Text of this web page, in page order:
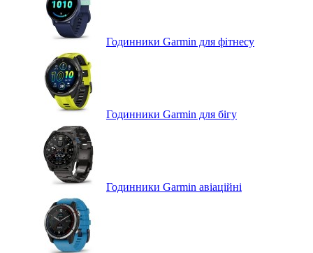
Годинники Garmin для фітнесу
Годинники Garmin для бігу
Годинники Garmin авіаційні